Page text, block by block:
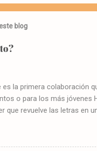
blog
es la primera colaboración
o para los más jóvenes
que revuelve las letras en
de leerlo en
HUMO Simon